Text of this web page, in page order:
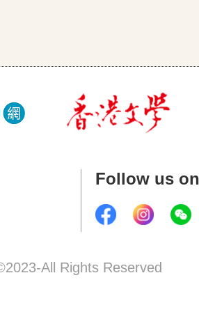
Follow us on
All Rights Reserved